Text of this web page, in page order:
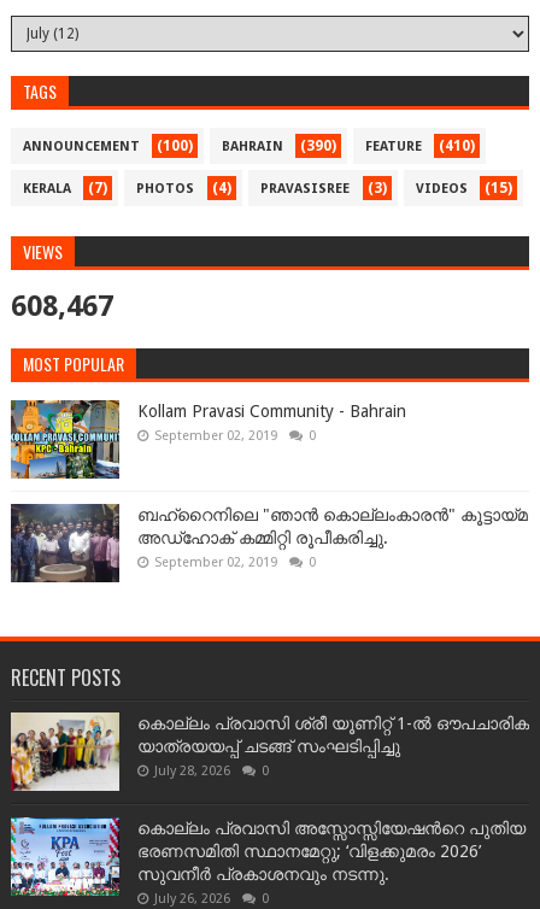
TAGS
ANNOUNCEMENT (100) BAHRAIN (390) FEATURE (410)
KERALA (7) PHOTOS (4) PRAVASISREE (3) VIDEOS (15)
VIEWS
608,467
MOST POPULAR
Kollam Pravasi Community - Bahrain
September 02, 2019 0
ബഹ്‌റൈനിലെ "ഞാൻ കൊല്ലംകാരൻ" കൂട്ടായ്‌മ
അഡ്‌ഹോക് കമ്മിറ്റി രൂപീകരിച്ചു.
September 02, 2019 0
RECENT POSTS
കൊല്ലം പ്രവാസി ശ്രീ യൂണിറ്റ് 1-ൽ ഔപചാരിക
യാത്രയയപ്പ് ചടങ്ങ് സംഘടിപ്പിച്ചു
July 28, 2026 0
കൊല്ലം പ്രവാസി അസ്സോസ്സിയേഷന്‍റെ പുതിയ
ഭരണസമിതി സ്ഥാനമേറ്റു; ‘വിളക്കുമരം 2026’
സുവനീർ പ്രകാശനവും നടന്നു.
July 26, 2026 0